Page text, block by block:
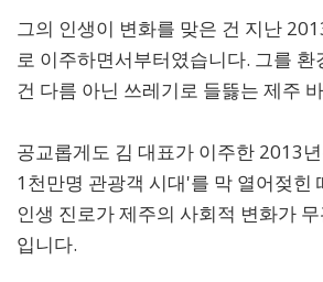
그의 인생이 변화를 맞은 건 지난
로 이주하면서부터였습니다. 그를 환
건 다름 아닌 쓰레기로 들뜷는 제주
공교롭게도 김 대표가 이주한 2013
1천만명 관광객 시대'를 막 열어젖힌
인생 진로가 제주의 사회적 변화가
입니다.